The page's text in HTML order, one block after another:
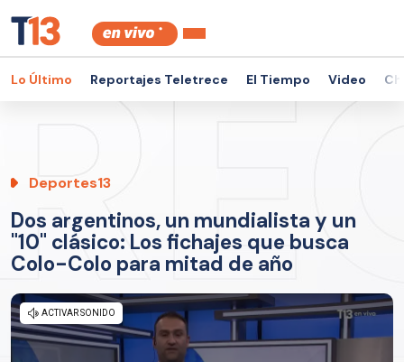
Lo Último Reportajes Teletrece El Tiempo Video
Deportes13
Dos argentinos, un mundialista y un
"10" clásico: Los fichajes que busca
Colo-Colo para mitad de año